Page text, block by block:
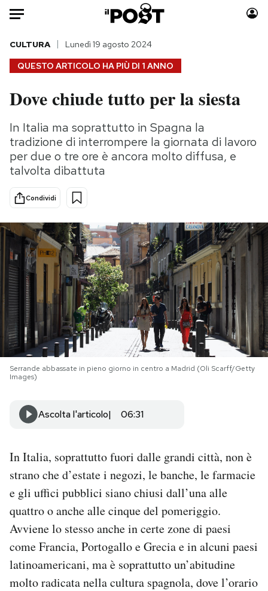
Auto
HOME
Italia
Politica
Tecnologia
Internet
Scienza
Cultura
Economia
Sport
Moda
Consumismi
Storie/Idee
Altrecose
Mondiali calcio 2026
PODCAST
NEWSLETTER
I MIEI PREFERITI
SHOP
AREA PERSONALE
Area Personale
Newsletter
Notifiche mobile
Regala il Post
Hai bisogno di aiuto?
QUESTO ARTICOLO HA PIÙ DI 1 ANNO
CULTURA Lunedì 19 agosto 2024
Dove chiude tutto per la siesta
In Italia ma soprattutto in Spagna la
tradizione di interrompere la giornata di lavoro
per due o tre ore è ancora molto diffusa, e
talvolta dibattuta
Condividi
Serrande abbassate in pieno giorno in centro a Madrid (Oli Scarff/Getty
Images)
Ascolta l'articolo 06:31
In Italia, soprattutto fuori dalle grandi città, non è
strano che d’estate i negozi, le banche, le farmacie
e gli uffici pubblici siano chiusi dall’una alle
quattro o anche alle cinque del pomeriggio.
Avviene lo stesso anche in certe zone di paesi
come Francia, Portogallo e Grecia e in alcuni paesi
latinoamericani, ma è soprattutto un’abitudine
molto radicata nella cultura spagnola, dove l’orario